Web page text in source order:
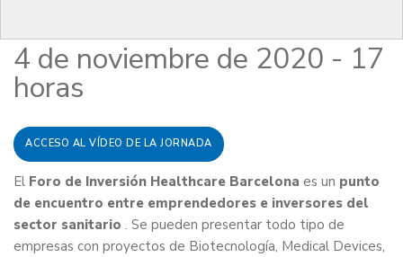
4 de noviembre de 2020 - 17
horas
ACCESO AL VÍDEO DE LA JORNADA
El Foro de Inversión Healthcare Barcelona es un punto
de encuentro entre emprendedores e inversores del
sector sanitario . Se pueden presentar todo tipo de
empresas con proyectos de Biotecnología, Medical Devices,